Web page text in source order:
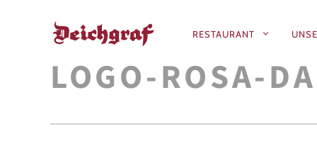
PRIMÄR-
RESTAURANT
LOGO-ROSA-